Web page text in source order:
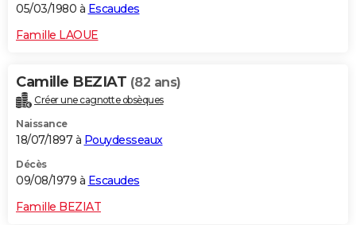
05/03/1980 à Escaudes
Famille LAOUE
Camille BEZIAT (82 ans)
Créer une cagnotte obsèques
Naissance
18/07/1897 à Pouydesseaux
Décès
09/08/1979 à Escaudes
Famille BEZIAT